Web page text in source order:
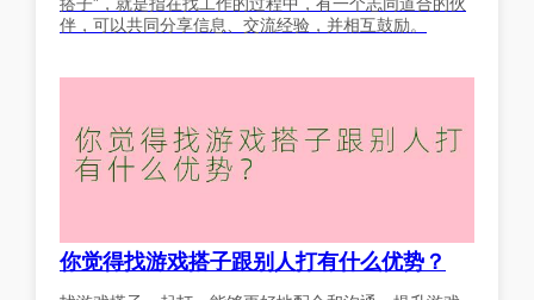
伴，可以共同分享信息、交流经验，并相互鼓励。
你觉得找游戏搭子跟别人打有什么优势？